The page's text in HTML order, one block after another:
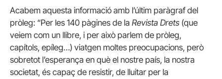
Acabem aquesta informació amb l’últim paràgraf del
pròleg: “Per les 140 pàgines de la Revista Drets (que
veiem com un llibre, i per això parlem de pròleg,
capítols, epíleg…) viatgen moltes preocupacions, però
sobretot l’esperança en què el nostre país, la nostra
societat, és capaç de resistir, de lluitar per la